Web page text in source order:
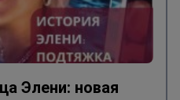
Элени: новая